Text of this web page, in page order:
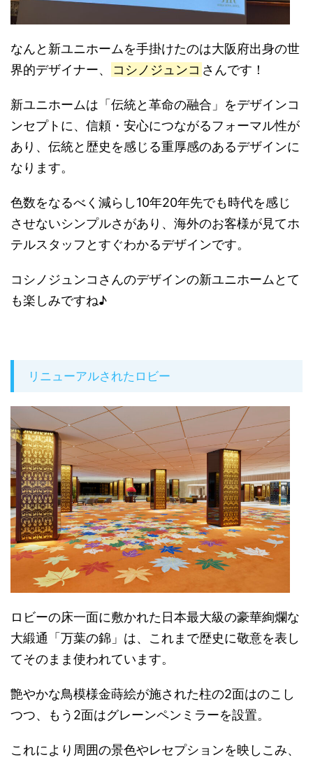
なんと新ユニホームを手掛けたのは大阪府出身の世
界的デザイナー、
コシノジュンコ さんです！
新ユニホームは「伝統と革命の融合」をデザインコ
ンセプトに、信頼・安心につながるフォーマル性が
あり、伝統と歴史を感じる重厚感のあるデザインに
なります。
色数をなるべく減らし10年20年先でも時代を感じ
させないシンプルさがあり、海外のお客様が見てホ
テルスタッフとすぐわかるデザインです。
コシノジュンコさんのデザインの新ユニホームとて
も楽しみですね♪
リニューアルされたロビー
ロビーの床一面に敷かれた日本最大級の豪華絢爛な
大緞通「万葉の錦」は、これまで歴史に敬意を表し
てそのまま使われています。
艶やかな鳥模様金蒔絵が施された柱の2面はのこし
つつ、もう2面はグレーンペンミラーを設置。
これにより周囲の景色やレセプションを映しこみ、